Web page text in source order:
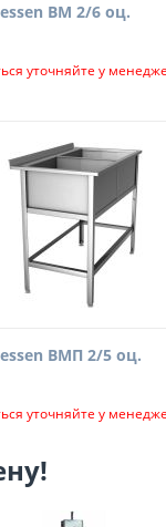
ВМ 2/6 оц.
уточняйте у
ВМП 2/5 оц.
уточняйте у